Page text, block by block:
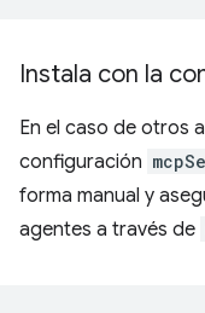
Instala con la
En el caso de otros
configuración
forma manual y
agentes a través de